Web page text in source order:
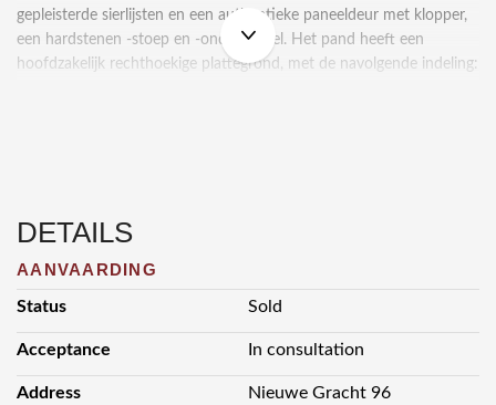
gepleisterde sierlijsten en een authentieke paneeldeur met klopper,
een hardstenen -stoep en -onderdorpel. Het pand heeft een
hoofdzakelijk rechthoekige plattegrond, met de navolgende indeling:
kelder, gasten wc met fonteintje en 2e entree naar de tuin. Voorts
suite met serre 68m² met dubbele deuren naar de achtertuin, 2e
keuken 10m², tuinkamer 8m², afgesloten trappenhuis vanuit de hal
naar …...
DETAILS
AANVAARDING
Status Sold
Acceptance In consultation
Address Nieuwe Gracht 96